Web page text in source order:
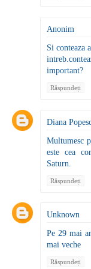
Anonim
Si conteaza
important?
Răspundeți
Diana
Multumesc
este cea
Saturn.
Răspundeți
Unknown
Pe 29 mai
mai veche
Răspundeți